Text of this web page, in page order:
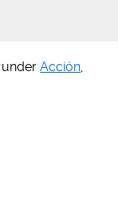
underAcción,